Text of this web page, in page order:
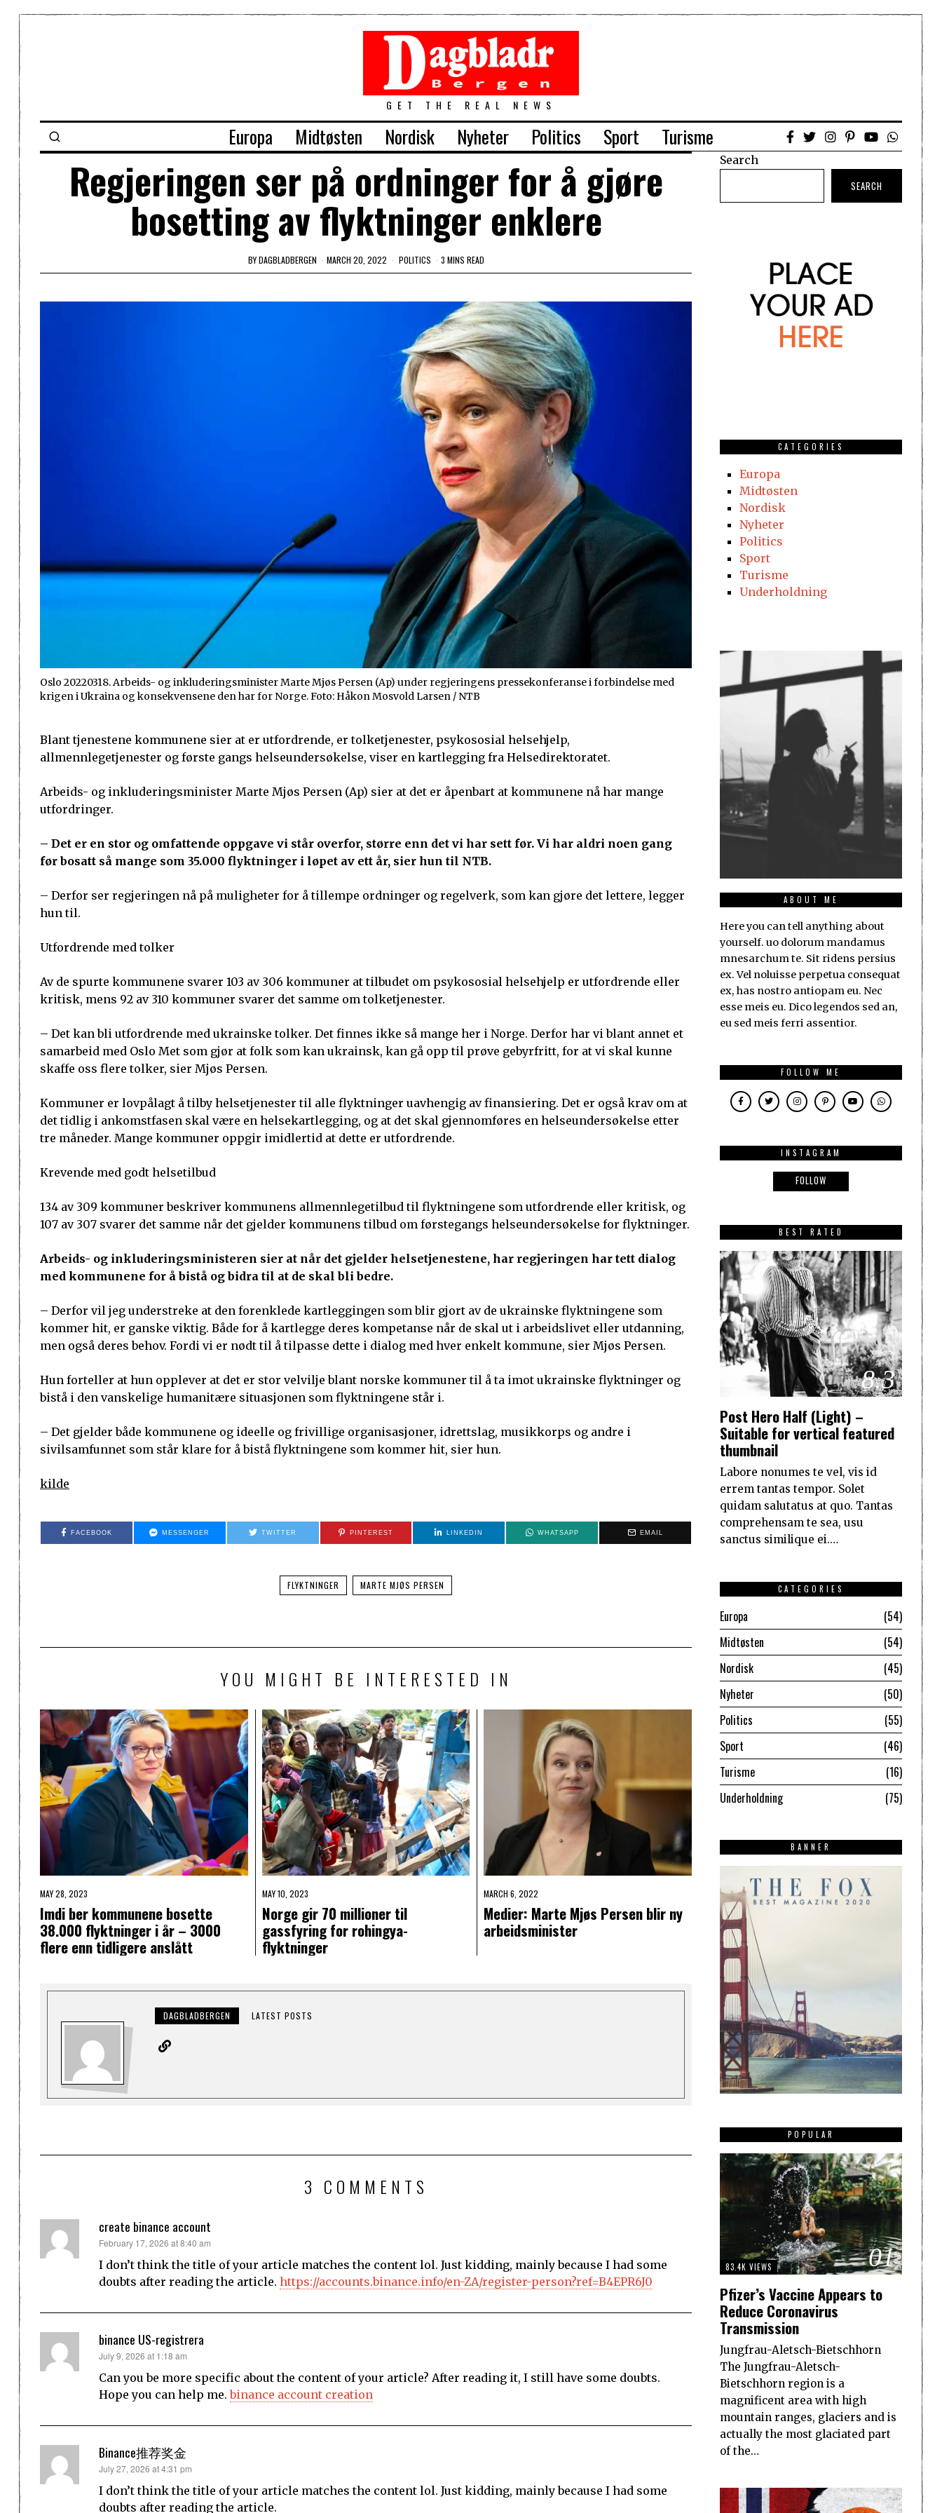
GET THE REAL NEWS
Europa Midtøsten Nordisk Nyheter Politics Sport Turisme
Regjeringen ser på ordninger for å gjøre
bosetting av flyktninger enklere
BYDAGBLADBERGEN MARCH 20, 2022 POLITICS 3 MINS READ
Oslo 20220318. Arbeids- og inkluderingsminister Marte Mjøs Persen (Ap) under regjeringens pressekonferanse i forbindelse med
krigen i Ukraina og konsekvensene den har for Norge. Foto: Håkon Mosvold Larsen / NTB
Blant tjenestene kommunene sier at er utfordrende, er tolketjenester, psykososial helsehjelp,
allmennlegetjenester og første gangs helseundersøkelse, viser en kartlegging fra Helsedirektoratet.
Arbeids- og inkluderingsminister Marte Mjøs Persen (Ap) sier at det er åpenbart at kommunene nå har mange
utfordringer.
– Det er en stor og omfattende oppgave vi står overfor, større enn det vi har sett før. Vi har aldri noen gang
før bosatt så mange som 35.000 flyktninger i løpet av ett år, sier hun til NTB.
– Derfor ser regjeringen nå på muligheter for å tillempe ordninger og regelverk, som kan gjøre det lettere, legger
hun til.
Utfordrende med tolker
Av de spurte kommunene svarer 103 av 306 kommuner at tilbudet om psykososial helsehjelp er utfordrende eller
kritisk, mens 92 av 310 kommuner svarer det samme om tolketjenester.
– Det kan bli utfordrende med ukrainske tolker. Det finnes ikke så mange her i Norge. Derfor har vi blant annet et
samarbeid med Oslo Met som gjør at folk som kan ukrainsk, kan gå opp til prøve gebyrfritt, for at vi skal kunne
skaffe oss flere tolker, sier Mjøs Persen.
Kommuner er lovpålagt å tilby helsetjenester til alle flyktninger uavhengig av finansiering. Det er også krav om at
det tidlig i ankomstfasen skal være en helsekartlegging, og at det skal gjennomføres en helseundersøkelse etter
tre måneder. Mange kommuner oppgir imidlertid at dette er utfordrende.
Krevende med godt helsetilbud
134 av 309 kommuner beskriver kommunens allmennlegetilbud til flyktningene som utfordrende eller kritisk, og
107 av 307 svarer det samme når det gjelder kommunens tilbud om førstegangs helseundersøkelse for flyktninger.
Arbeids- og inkluderingsministeren sier at når det gjelder helsetjenestene, har regjeringen har tett dialog
med kommunene for å bistå og bidra til at de skal bli bedre.
– Derfor vil jeg understreke at den forenklede kartleggingen som blir gjort av de ukrainske flyktningene som
kommer hit, er ganske viktig. Både for å kartlegge deres kompetanse når de skal ut i arbeidslivet eller utdanning,
men også deres behov. Fordi vi er nødt til å tilpasse dette i dialog med hver enkelt kommune, sier Mjøs Persen.
Hun forteller at hun opplever at det er stor velvilje blant norske kommuner til å ta imot ukrainske flyktninger og
bistå i den vanskelige humanitære situasjonen som flyktningene står i.
– Det gjelder både kommunene og ideelle og frivillige organisasjoner, idrettslag, musikkorps og andre i
sivilsamfunnet som står klare for å bistå flyktningene som kommer hit, sier hun.
kilde
FACEBOOK MESSENGER TWITTER PINTEREST LINKEDIN WHATSAPP EMAIL
FLYKTNINGER MARTE MJØS PERSEN
YOU MIGHT BE INTERESTED IN
MAY 28, 2023
Imdi ber kommunene bosette
38.000 flyktninger i år – 3000
flere enn tidligere anslått
MAY 10, 2023
Norge gir 70 millioner til
gassfyring for rohingya-
flyktninger
MARCH 6, 2022
Medier: Marte Mjøs Persen blir ny
arbeidsminister
DAGBLADBERGEN LATEST POSTS
3 COMMENTS
create binance account
says:
February 17, 2026 at 8:40 am
I don’t think the title of your article matches the content lol. Just kidding, mainly because I had some
doubts after reading the article. https://accounts.binance.info/en-ZA/register-person?ref=B4EPR6J0
binance US-registrera
says:
July 9, 2026 at 1:18 am
Can you be more specific about the content of your article? After reading it, I still have some doubts.
Hope you can help me.binance account creation
Binance推荐奖金
says:
July 27, 2026 at 4:31 pm
I don’t think the title of your article matches the content lol. Just kidding, mainly because I had some
doubts after reading the article.
Search
SEARCH
CATEGORIES
Europa
Midtøsten
Nordisk
Nyheter
Politics
Sport
Turisme
Underholdning
ABOUT ME
Here you can tell anything about
yourself. uo dolorum mandamus
mnesarchum te. Sit ridens persius
ex. Vel noluisse perpetua consequat
ex, has nostro antiopam eu. Nec
esse meis eu. Dico legendos sed an,
eu sed meis ferri assentior.
FOLLOW ME
INSTAGRAM
FOLLOW
BEST RATED
8.3
Post Hero Half (Light) –
Suitable for vertical featured
thumbnail
Labore nonumes te vel, vis id
errem tantas tempor. Solet
quidam salutatus at quo. Tantas
comprehensam te sea, usu
sanctus similique ei.…
CATEGORIES
Europa
54
Midtøsten
54
Nordisk
45
Nyheter
50
Politics
55
Sport
46
Turisme
16
Underholdning
75
BANNER
POPULAR
01
83.4K VIEWS
Pfizer’s Vaccine Appears to
Reduce Coronavirus
Transmission
Jungfrau-Aletsch-Bietschhorn
The Jungfrau-Aletsch-
Bietschhorn region is a
magnificent area with high
mountain ranges, glaciers and is
actually the most glaciated part
of the…